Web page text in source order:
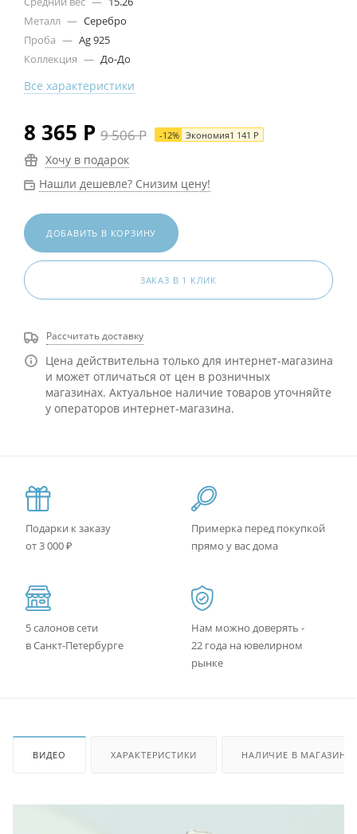
Металл — Серебро
Проба — Ag 925
Коллекция — До-До
Все характеристики
8 365 Р 9 506Р -12% Экономия1 141 Р
Хочу в подарок
Нашли дешевле? Снизим цену!
ДОБАВИТЬ В КОРЗИНУ
ЗАКАЗ В 1 КЛИК
Рассчитать доставку
Цена действительна только для интернет-магазина
и может отличаться от цен в розничных
магазинах. Актуальное наличие товаров уточняйте
у операторов интернет-магазина.
Подарки к заказу
от 3 000 ₽
Примерка перед покупкой
прямо у вас дома
5 салонов сети
в Санкт-Петербурге
Нам можно доверять -
22 года на ювелирном
рынке
ВИДЕО ХАРАКТЕРИСТИКИ НАЛИЧИЕ В